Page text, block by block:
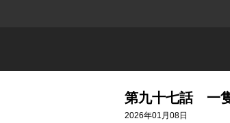
第九十七話 一
2026年01月08日